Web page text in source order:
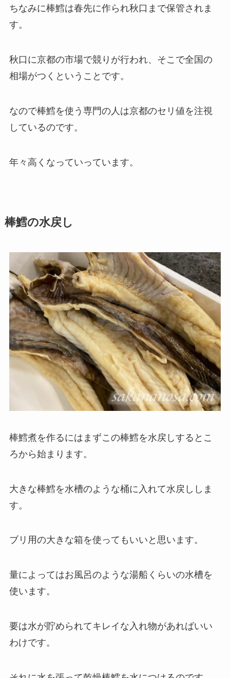
ちなみに棒鱈は春先に作られ秋口まで保管されま
す。
秋口に京都の市場で競りが行われ、そこで全国の
相場がつくということです。
なので棒鱈を使う専門の人は京都のセリ値を注視
しているのです。
年々高くなっていっています。
棒鱈の水戻し
棒鱈煮を作るにはまずこの棒鱈を水戻しするとこ
ろから始まります。
大きな棒鱈を水槽のような桶に入れて水戻ししま
す。
ブリ用の大きな箱を使ってもいいと思います。
量によってはお風呂のような湯船くらいの水槽を
使います。
要は水が貯められてキレイな入れ物があればいい
わけです。